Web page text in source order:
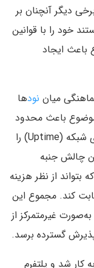
دیگر آنچنان بر
خود را با قوانین
باعث ایجاد
میان نود‌ها
باعث محدود
می‌شد و تضمین پایداری شبکه (Uptime) را
چالش جنبه
از نظر هزینه
کند. مجموع این
غیرمتمرکز از
گسترده برسد.
شد و پلتفرم